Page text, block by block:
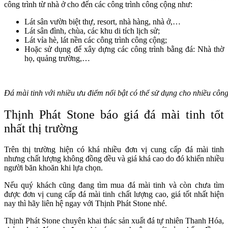
công trình từ nhà ở cho đến các công trình công cộng như:
Lát sân vườn biệt thự, resort, nhà hàng, nhà ở,…
Lát sân đình, chùa, các khu di tích lịch sử;
Lát vỉa hè, lát nền các công trình công cộng;
Hoặc sử dụng để xây dựng các công trình bằng đá: Nhà thờ
họ, quảng trường,…
Đá mài tinh với nhiều ưu điểm nổi bật có thể sử dụng cho nhiều
Thịnh Phát Stone báo giá đá mài tinh tốt
nhất thị trường
Trên thị trường hiện có khá nhiều đơn vị cung cấp đá mài tinh
nhưng chất lượng không đồng đều và giá khá cao do đó khiến nhiều
người băn khoăn khi lựa chọn.
Nếu quý khách cũng đang tìm mua đá mài tinh và còn chưa tìm
được đơn vị cung cấp đá mài tinh chất lượng cao, giá tốt nhất hiện
nay thì hãy liên hệ ngay với Thịnh Phát Stone nhé.
Thịnh Phát Stone chuyên khai thác sản xuất đá tự nhiên Thanh Hóa,